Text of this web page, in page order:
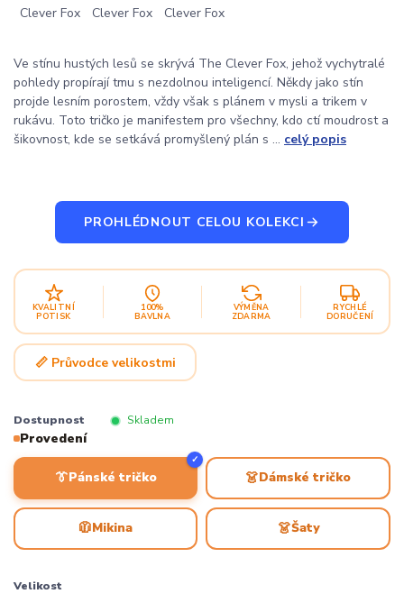
Ve stínu hustých lesů se skrývá The Clever Fox, jehož vychytralé
pohledy propírají tmu s nezdolnou inteligencí. Někdy jako stín
projde lesním porostem, vždy však s plánem v mysli a trikem v
rukávu. Toto tričko je manifestem pro všechny, kdo ctí moudrost a
šikovnost, kde se setkává promyšlený plán s ... celý popis
PROHLÉDNOUT CELOU KOLEKCI
KVALITNÍ
POTISK
100%
BAVLNA
VÝMĚNA
ZDARMA
RYCHLÉ
DORUČENÍ
📏 Průvodce velikostmi
Dostupnost Skladem
Provedení
👔Pánské tričko
✓
👗Dámské tričko
🧥Mikina 👗Šaty
Velikost